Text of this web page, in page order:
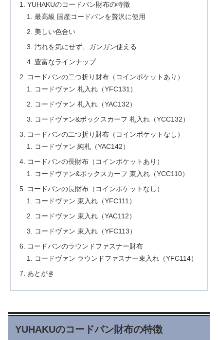
YUHAKUのコードバン財布の特徴
最高級 国産コードバンを贅沢に使用
美しい色合い
汚れを気にせず、ガンガン使える
豊富なラインナップ
コードバンの二つ折り財布（コインポケットあり）
コードヴァン 札入れ（YFC131）
コードヴァン 札入れ（YAC132）
コードヴァン&ボックスカーフ 札入れ（YCC132）
コードバンの二つ折り財布（コインポケットなし）
コードヴァン 純札（YAC142）
コードバンの長財布（コインポケットあり）
コードヴァン&ボックスカーフ 束入れ（YCC110）
コードバンの長財布（コインポケットなし）
コードヴァン 束入れ（YFC111）
コードヴァン 束入れ（YAC112）
コードヴァン 束入れ（YFC113）
コードバンのラウンドファスナー財布
コードヴァン ラウンドファスナー束入れ（YFC114）
あとがき
YUHAKUのコードバン財布の特徴